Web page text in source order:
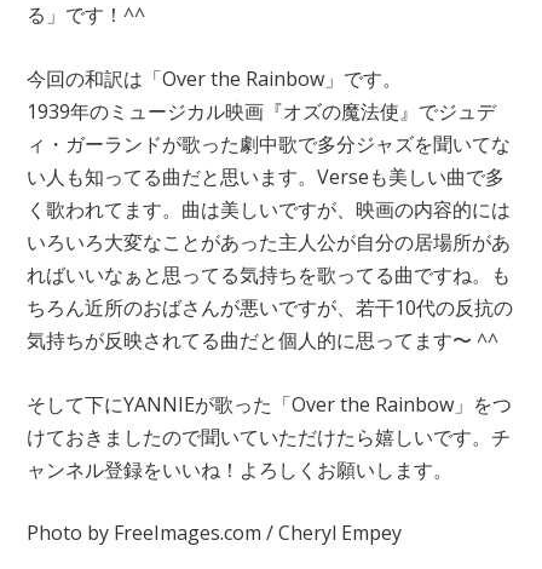
る」です！^^
今回の和訳は「Over the Rainbow」です。
1939年のミュージカル映画『オズの魔法使』でジュデ
ィ・ガーランドが歌った劇中歌で多分ジャズを聞いてな
い人も知ってる曲だと思います。Verseも美しい曲で多
く歌われてます。曲は美しいですが、映画の内容的には
いろいろ大変なことがあった主人公が自分の居場所があ
ればいいなぁと思ってる気持ちを歌ってる曲ですね。も
ちろん近所のおばさんが悪いですが、若干10代の反抗の
気持ちが反映されてる曲だと個人的に思ってます〜 ^^
そして下にYANNIEが歌った「Over the Rainbow」をつ
けておきましたので聞いていただけたら嬉しいです。チ
ャンネル登録をいいね！よろしくお願いします。
Photo by FreeImages.com / Cheryl Empey